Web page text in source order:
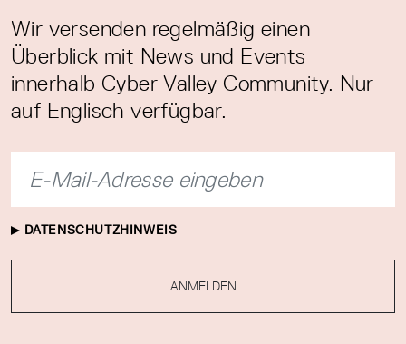
Wir versenden regelmäßig einen
Überblick mit News und Events
innerhalb Cyber Valley Community. Nur
auf Englisch verfügbar.
DATENSCHUTZHINWEIS
ANMELDEN